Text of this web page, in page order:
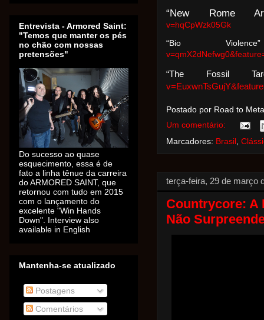
“New Rome
v=hqCpWzk05Gk
“Bio
“The Fossil
Postado por Road to
Um comentário:
Marcadores: Brasil
terça-feira, 29 de março
Countrycore: A
Não
Entrevista - Armored Saint:
"Temos que manter os pés
no chão com nossas
pretensões"
Do sucesso ao quase
esquecimento, essa é de
fato a linha tênue da carreira
do ARMORED SAINT, que
retornou com tudo em 2015
com o lançamento do
excelente "Win Hands
Down". Interview also
available in English
Mantenha-se atualizado
Postagens
Comentários